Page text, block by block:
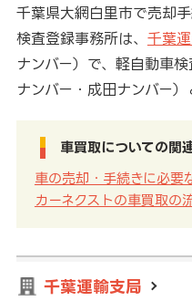
千葉県大網白里市で売却
検査登録事務所は、 千葉
ナンバー）で、軽自動車検
ナンバー・成田ナンバー）
車買取についての関
車の売却・手続きに必要
カーネクストの車買取の
千葉運輸支局